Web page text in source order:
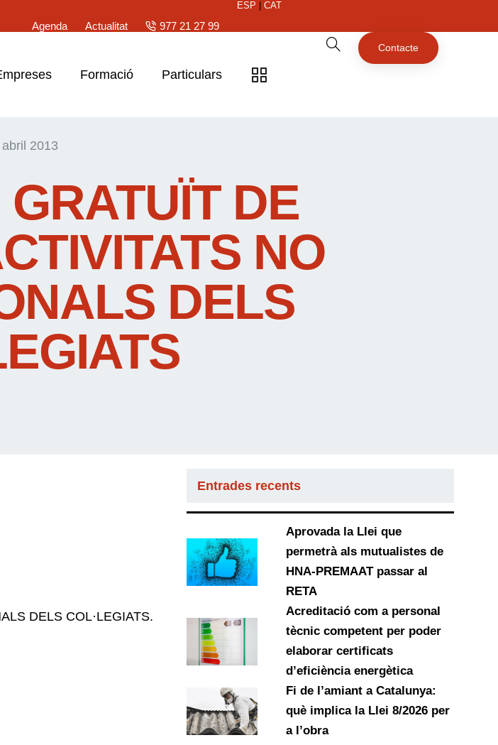
Agenda
Actualitat 977 21 27 99
ESP CAT
Formació Particulars
Contacte
2013
DE
NO
DELS
DELS COL·LEGIATS.
Entrades recents
Aprovada la Llei que
permetrà als mutualistes de
HNA-PREMAAT passar al
RETA
Acreditació com a personal
tècnic competent per poder
elaborar certificats
d’eficiència energètica
Fi de l’amiant a Catalunya:
què implica la Llei 8/2026 per
a l’obra